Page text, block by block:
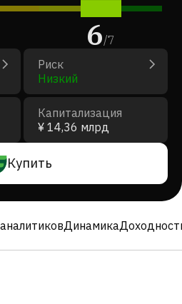
6/7
Риск
Низкий
Капитализация
¥ 14,36 млрд
Купить
Динамика